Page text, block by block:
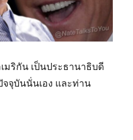
มริกัน เป็นประธานาธิบดี
จุบันนั่นเอง และท่าน